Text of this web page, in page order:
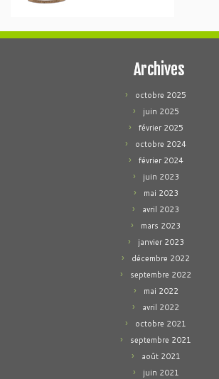
Archives
octobre 2025
juin 2025
février 2025
octobre 2024
février 2024
juin 2023
mai 2023
avril 2023
mars 2023
janvier 2023
décembre 2022
septembre 2022
mai 2022
avril 2022
octobre 2021
septembre 2021
août 2021
juin 2021